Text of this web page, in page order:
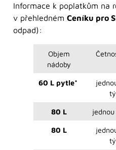
Informace k poplatkům na
v přehledném Ceníku pro
odpad):
Objem
nádoby
60 L pytle*
80 L
80 L